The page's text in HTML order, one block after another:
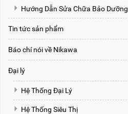
Hướng Dẫn Sửa Chữa Bảo Dưỡng
Tin tức sản phẩm
Báo chí nói về Nikawa
Đại lý
Hệ Thống Đại Lý
Hệ Thống Siêu Thị